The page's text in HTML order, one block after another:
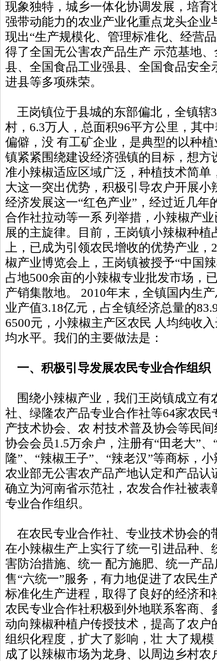
现象独特，城乡一体化协调发展，培育
强带动能力的农业产业化重点龙头企业
现出“生产规模化、管理标准化、经营
得了全国无公害农产品生产 示范基地
县、全国食品工业强县、全国食品安全
进县等多项殊荣。
王岗镇位于县城的东部偏北，全镇辖
村，6.3万人，总面积96平方公里，其
偏僻，没 有工矿企业，是典型的以种
镇紧紧围绕建设经济强镇的目标，想方
准小辣椒适应区域广泛，种植技术简单
大这一突出优势，积极引导农户开展小
经济发展这一“红色产业”，经过近几年
合作社拉动等一系 列举措，小辣椒产
展的主旋律。目前，王岗镇小辣椒种植
上，已成为引领农民增收的优势产业
椒产业博览会上，王岗镇被授予“中国
占地500余亩的小辣椒专业批发市场，
产销集散地。 2010年末，全镇国内生
业产值3.18亿元，占全镇经济总量的
6500元，小辣椒主产区农民 人均纯收
均水平。我们的主要做法是：
一、积极引导发展农民专业合作组织
围绕小辣椒产业，我们王岗镇成立有
社、绿隆农产品专业合作社等64家农
产技术协会、农 村技术普及协会等民
协会会员1.5万余户，注册有“田老大”、
隆”、“辣椒王子”、“辣老汉”等商标，
农业部无公害农产品产地认定和产品认
确立为河南省示范社，农发合作社被表
专业合作组织。
在农民专业合作社、专业技术协会的
在小辣椒生产上实行了统一引进品种、
害防治措施、统一 配方施肥、统一产
售“六统一”服务，有力地促进了农民生
标准化生产进程，取得了良好的经济和
农民专业合作社积极到外地联系客商、
动向辣椒种植户传授技术，提高了农户
组织化程度，扩大了影响，壮 大了规
成了以辣椒市场为龙身、以周边乡村